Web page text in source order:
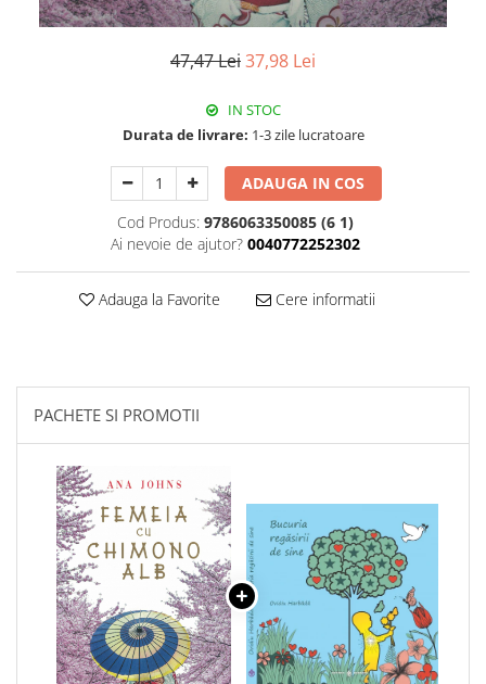
47,47 Lei37,98 Lei
IN STOC
Durata de livrare: 1-3 zile lucratoare
ADAUGA IN COS
Cod Produs: 9786063350085 (6 1)
Ai nevoie de ajutor? 0040772252302
Adauga la Favorite Cere informatii
PACHETE SI PROMOTII